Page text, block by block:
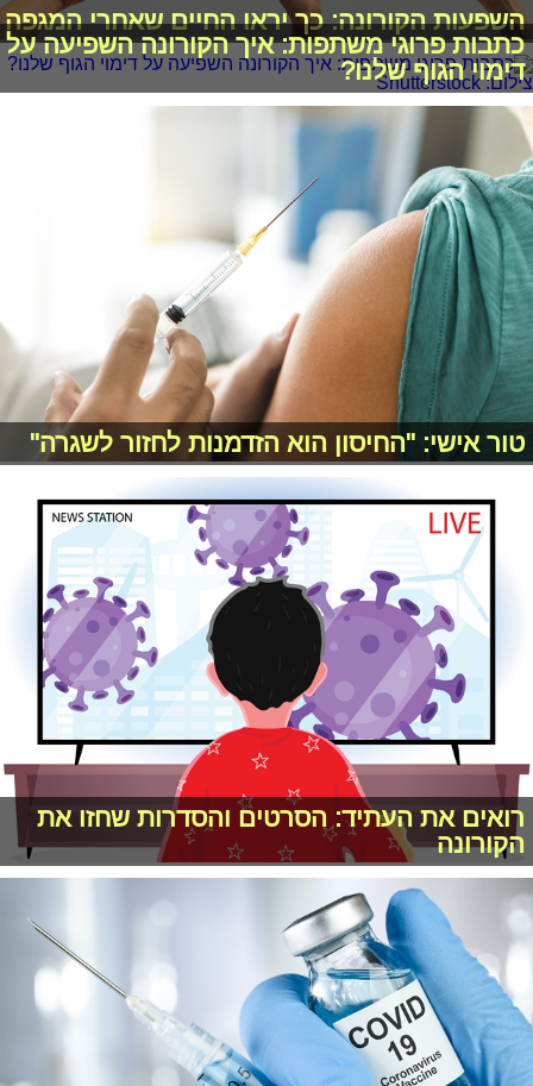
השפעות הקורונה: כך יראו החיים שאחרי המגפה
כתבות פרוגי משתפות: איך הקורונה השפיעה על
דימוי הגוף שלנו?
טור אישי: "החיסון הוא הזדמנות לחזור לשגרה"
רואים את העתיד: הסרטים והסדרות שחזו את
הקורונה